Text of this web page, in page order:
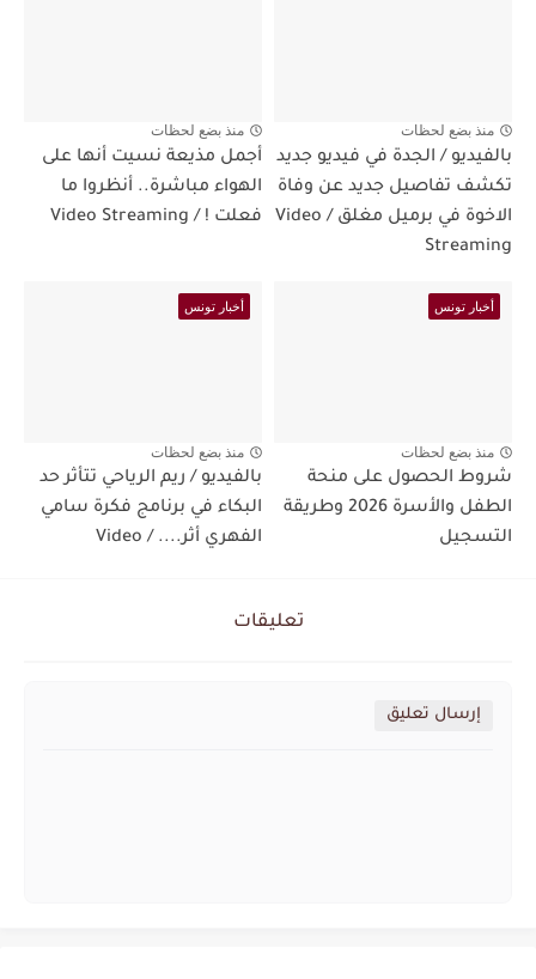
منذ بضع لحظات
بالفيديو / الجدة في فيديو جديد
تكشف تفاصيل جديد عن وفاة
الاخوة في برميل مغلق / Video
Streaming
منذ بضع لحظات
أجمل مذيعة نسيت أنها على
الهواء مباشرة.. أنظروا ما
فعلت ! / Video Streaming
أخبار تونس
منذ بضع لحظات
شروط الحصول على منحة
الطفل والأسرة 2026 وطريقة
التسجيل
أخبار تونس
منذ بضع لحظات
بالفيديو / ريم الرياحي تتأثر حد
البكاء في برنامج فكرة سامي
الفهري أثر.... / Video
تعليقات
إرسال تعليق